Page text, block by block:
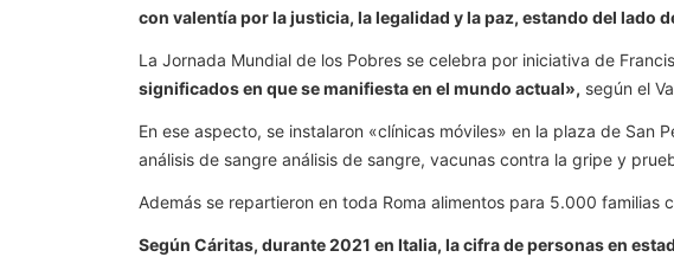
con valentía por la justicia, la legalidad y la paz, estando del lado
La Jornada Mundial de los Pobres se celebra por iniciativa de
significados en que se manifiesta en el mundo actual», según el
En ese aspecto, se instalaron «clínicas móviles» en la plaza de
análisis de sangre análisis de sangre, vacunas contra la gripe y
Además se repartieron en toda Roma alimentos para 5.000
Según Cáritas, durante 2021 en Italia, la cifra de personas en